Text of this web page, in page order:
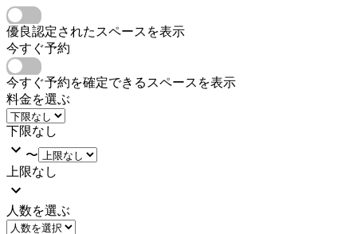
優良認定されたスペースを表示
今すぐ予約
今すぐ予約を確定できるスペースを表示
料金を選ぶ
下限なし
〜
上限なし
人数を選ぶ